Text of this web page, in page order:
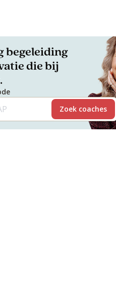
begeleiding
die bij
Zoek coaches